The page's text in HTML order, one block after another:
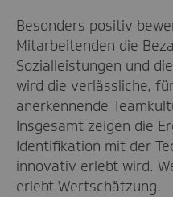
Besonders positiv
Mitarbeitenden die
Sozialleistungen und
wird die verlässliche,
anerkennende
Insgesamt zeigen die
Identifikation mit der
innovativ erlebt wird.
erlebt Wertschätzung.